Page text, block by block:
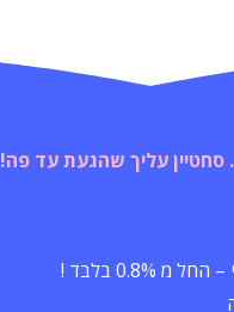
עליך שהגעת עד פה!
0.8% בלבד !